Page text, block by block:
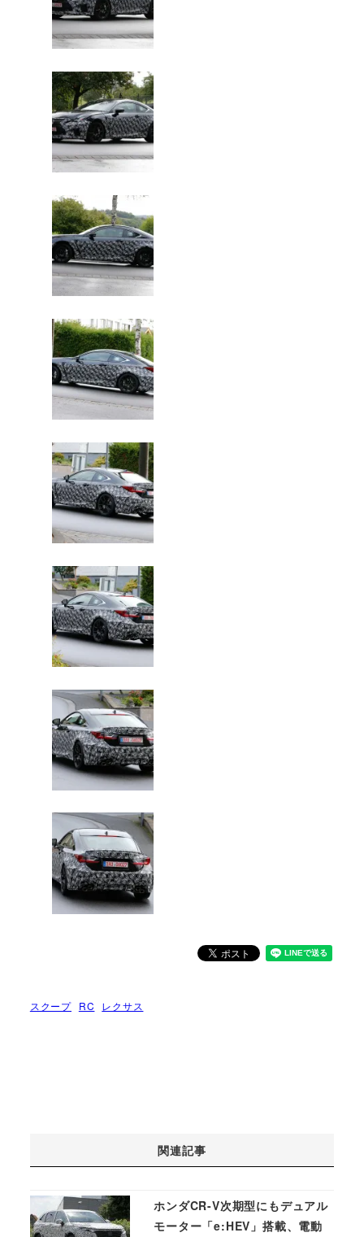
スクープ RC レクサス
関連記事
ホンダCR-V次期型にもデュアル
モーター「e:HEV」搭載、電動